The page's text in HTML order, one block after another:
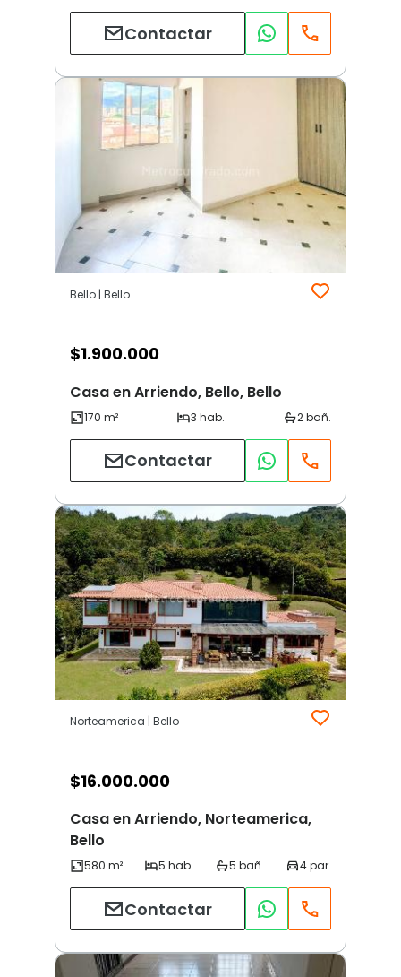
Contactar
Bello | Bello
$1.900.000
Casa en Arriendo, Bello, Bello
Contactar
Norteamerica | Bello
$16.000.000
Casa en Arriendo, Norteamerica,
Bello
Contactar